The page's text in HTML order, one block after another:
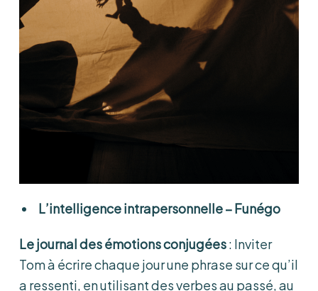
L’intelligence intrapersonnelle – Funégo
Le journal des émotions conjugées: Inviter
Tom à écrire chaque jour une phrase sur ce qu’il
a ressenti, en utilisant des verbes au passé, au